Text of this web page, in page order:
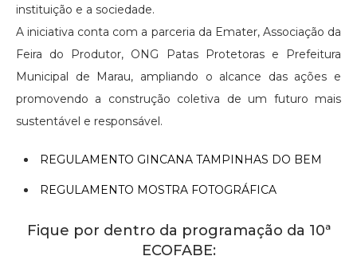
instituição e a sociedade.
A iniciativa conta com a parceria da Emater, Associação da
Feira do Produtor, ONG Patas Protetoras e Prefeitura
Municipal de Marau, ampliando o alcance das ações e
promovendo a construção coletiva de um futuro mais
sustentável e responsável.
REGULAMENTO GINCANA TAMPINHAS DO BEM
REGULAMENTO MOSTRA FOTOGRÁFICA
Fique por dentro da programação da 10ª
ECOFABE: